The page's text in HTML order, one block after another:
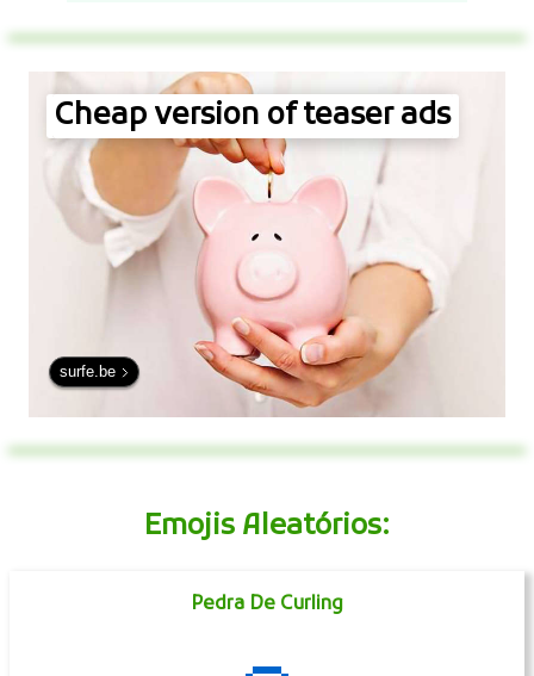
Cheap version of teaser ads
surfe.be
Emojis Aleatórios:
Pedra De Curling